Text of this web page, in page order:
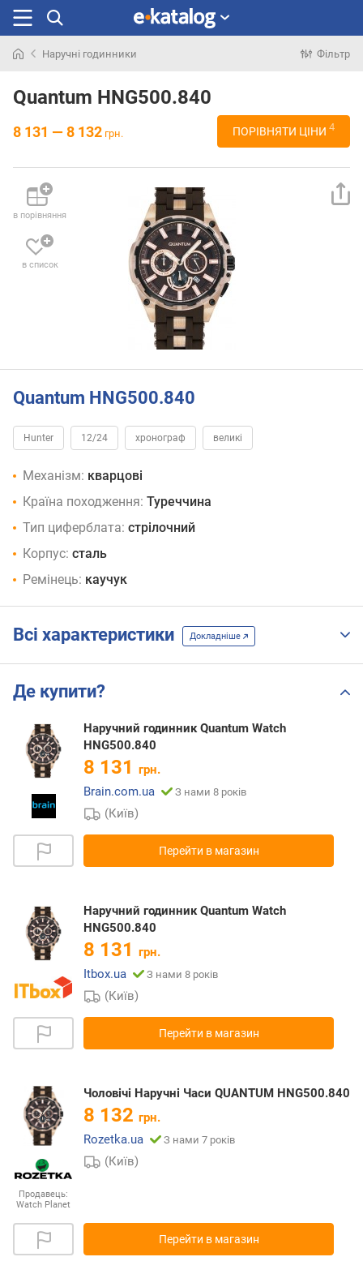
раніше
Наручні годинники Фільтр
Quantum HNG500.840
8 131 — 8 132 грн. ПОРІВНЯТИ ЦІНИ 4
в порівняння
в список
Quantum HNG500.840
Hunter 12/24 хронограф великі
Механізм: кварцові
Країна походження: Туреччина
Тип циферблата: стрілочний
Корпус: сталь
Ремінець: каучук
Всі характеристики Докладніше
Де купити?
Наручний годинник Quantum Watch
HNG500.840
8 131 грн.
Brain.com.ua
З нами 8 років
(Київ)
Перейти в магазин
Наручний годинник Quantum Watch
HNG500.840
8 131 грн.
Itbox.ua
З нами 8 років
(Київ)
Перейти в магазин
Продавець:
Watch Planet
Чоловічі Наручні Часи QUANTUM HNG500.840
8 132 грн.
Rozetka.ua
З нами 7 років
(Київ)
Перейти в магазин